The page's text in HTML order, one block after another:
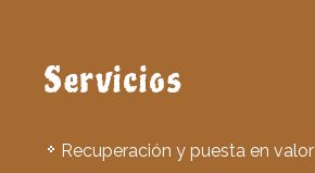
Servicios
Recuperación y puesta en valor